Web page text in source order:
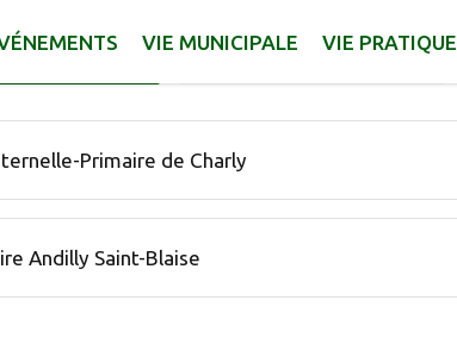
VIE MUNICIPALE VIE PRATIQUE
Primaire de Charly
Andilly Saint-Blaise